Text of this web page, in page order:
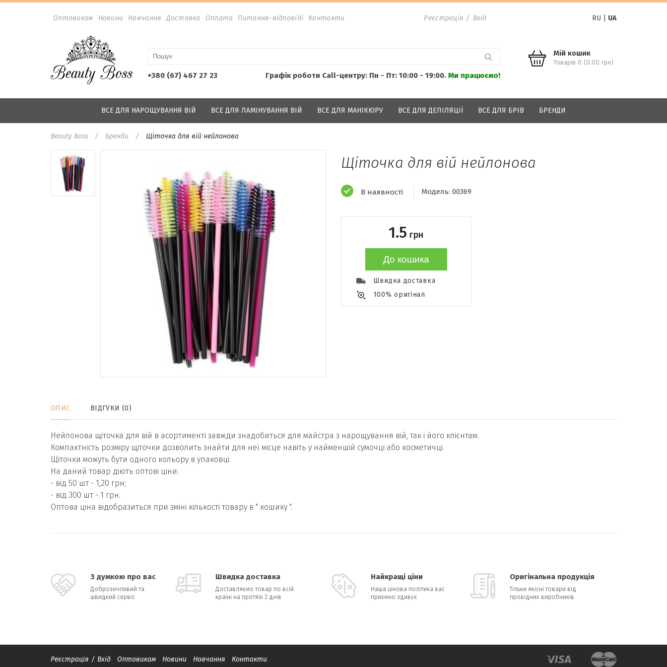
Оптовикам Новини Навчання Доставка Оплата Питання-відповіді Контакти Реєстрація / Вхід RU UA
+380 (67) 467 27 23 Графік роботи Call-центру: Пн - Пт: 10:00 - 19:00. Ми працюємо!
Мій кошик
Товарів 0 (0.00 грн)
ВСЕ ДЛЯ НАРОЩУВАННЯ ВІЙ ВСЕ ДЛЯ ЛАМІНУВАННЯ ВІЙ ВСЕ ДЛЯ МАНІКЮРУ ВСЕ ДЛЯ ДЕПІЛЯЦІЇ ВСЕ ДЛЯ БРІВ БРЕНДИ
Beauty Boss Бренди Щіточка для вій нейлонова
Щіточка для вій нейлонова
В наявності Модель: 00369
1.5 грн
До кошика
Швидка доставка
100% оригінал
ОПИС ВІДГУКИ (0)
Нейлонова щіточка для вій в асортименті завжди знадобиться для майстра з нарощування вій, так і його клієнтам.
Компактність розміру щіточки дозволить знайти для неї місце навіть у найменшій сумочці або косметичці.
Щіточки можуть бути одного кольору в упаковці.
На даний товар діють оптові ціни:
- від 50 шт - 1,20 грн;
- від 300 шт - 1 грн.
Оптова ціна відобразиться при зміні кількості товару в " кошику ".
З думкою про вас
Доброзичливий та
швидкий сервіс
Швидка доставка
Доставляємо товар по всій
країні на протязі 2 днів
Найкращі ціни
Наша цінова політика вас
приємно здивує
Оригінальна продукція
Тільки якісні товари від
провідних виробників
Реєстрація / Вхід Оптовикам Новини Навчання Контакти